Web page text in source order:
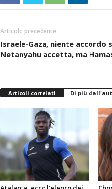
Articolo precedente
Israele-Gaza, niente accordo
Netanyahu accetta, ma
Articoli correlati Di più